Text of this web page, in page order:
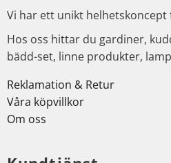
Vi har ett unikt helhetskoncept
Hos oss hittar du gardiner,
bädd-set, linne produkter,
Reklamation & Retur
Våra köpvillkor
Om oss